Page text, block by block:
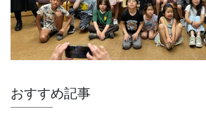
おすすめ記事